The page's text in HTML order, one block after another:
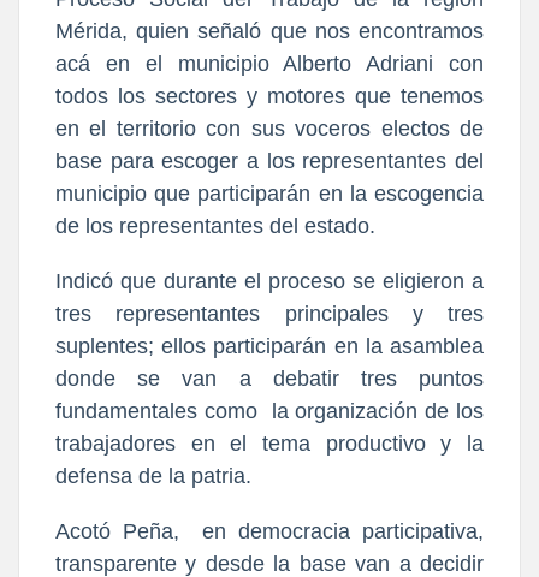
Mérida, quien señaló que nos encontramos
acá en el municipio Alberto Adriani con
todos los sectores y motores que tenemos
en el territorio con sus voceros electos de
base para escoger a los representantes del
municipio que participarán en la escogencia
de los representantes del estado.
Indicó que durante el proceso se eligieron a
tres representantes principales y tres
suplentes; ellos participarán en la asamblea
donde se van a debatir tres puntos
fundamentales como la organización de los
trabajadores en el tema productivo y la
defensa de la patria.
Acotó Peña, en democracia participativa,
transparente y desde la base van a decidir